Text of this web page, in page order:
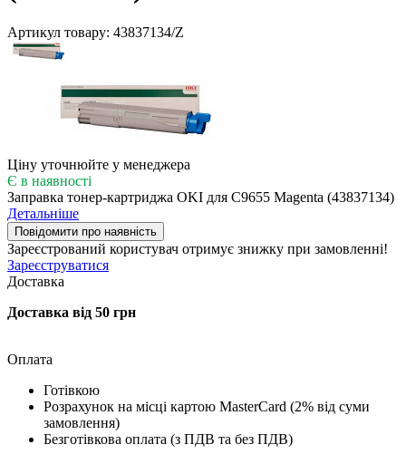
Артикул товару: 43837134/Z
Ціну уточнюйте у менеджера
Є в наявності
Заправка тонер-картриджа OKI для C9655 Magenta (43837134)
Детальніше
Повідомити про наявність
Зареєстрований користувач отримує знижку при замовленні!
Зареєструватися
Доставка
Доставка від 50 грн
Оплата
Готівкою
Розрахунок на місці картою MasterCard (2% від суми
замовлення)
Безготівкова оплата (з ПДВ та без ПДВ)